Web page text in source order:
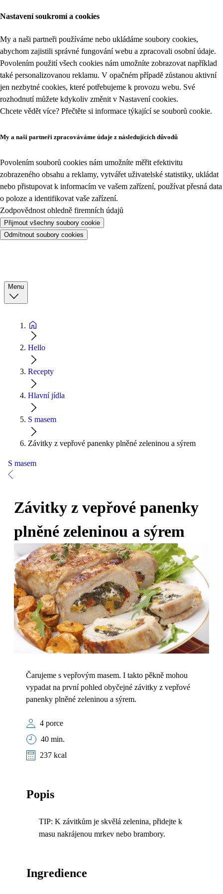
Nastavení soukromí a cookies
My a naši partneři používáme nebo ukládáme soubory cookies,
abychom zajistili správné fungování webu a zpracovali osobní údaje.
Povolením použití všech cookies nám umožníte zobrazovat například
také personalizovanou reklamu. V opačném případě zůstanou aktivní
jen nezbytné cookies, které potřebujeme k provozu webu. Své
rozhodnutí můžete kdykoliv změnit v Nastavení cookies.
Chcete vědět více? Přečtěte si informace týkající se souborů cookie.
My a naši partneři zpracováváme údaje z následujících důvodů
Povolením souborů cookies nám umožníte měřit efektivitu
zobrazeného obsahu a reklamy, vytvářet uživatelské statistiky, ukládat
nebo přistupovat k informacím ve vašem zařízení, používat přesná data
o poloze a identifikovat vaše zařízení.
Zodpovědnost ohledně firemních údajů
Přijmout všechny soubory cookie
Odmítnout soubory cookies
Menu
Hello
Recepty
Hlavní jídla
S masem
Závitky z vepřové panenky plněné zeleninou a sýrem
S masem
Závitky z vepřové panenky
plněné zeleninou a sýrem
Čarujeme s vepřovým masem. I takto pěkně mohou
vypadat na první pohled obyčejné závitky z vepřové
panenky plněné zeleninou a sýrem.
4 porce
40 min.
237 kcal
Popis
TIP: K závitkům je skvělá zelenina, přidejte k
masu nakrájenou mrkev nebo brambory.
Ingredience